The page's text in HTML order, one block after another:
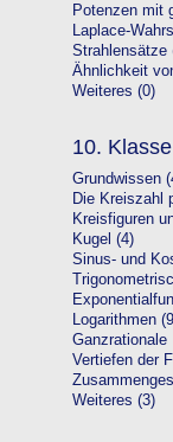
Potenzen mit
Laplace-
Strahlensätze
Ähnlichkeit
Weiteres (0)
10. Klasse
Grundwissen
Die Kreiszahl
Kreisfiguren
Kugel (4)
Sinus- und
Logarithmen
Ganzrationale
Vertiefen der
Weiteres (3)